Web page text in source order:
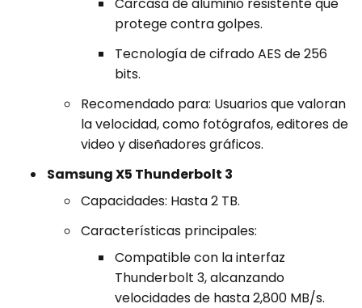
protege contra golpes.
Tecnología de cifrado AES de 256
bits.
Recomendado para: Usuarios que valoran
la velocidad, como fotógrafos, editores de
video y diseñadores gráficos.
Samsung X5 Thunderbolt 3
Capacidades: Hasta 2 TB.
Características principales:
Compatible con la interfaz
Thunderbolt 3, alcanzando
velocidades de hasta 2,800 MB/s.